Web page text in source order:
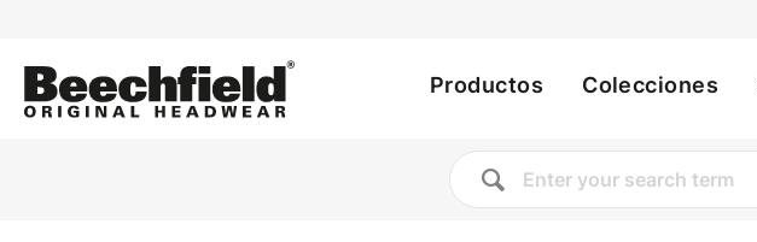
contenido
principal
menu
Main
Productos Colecciones